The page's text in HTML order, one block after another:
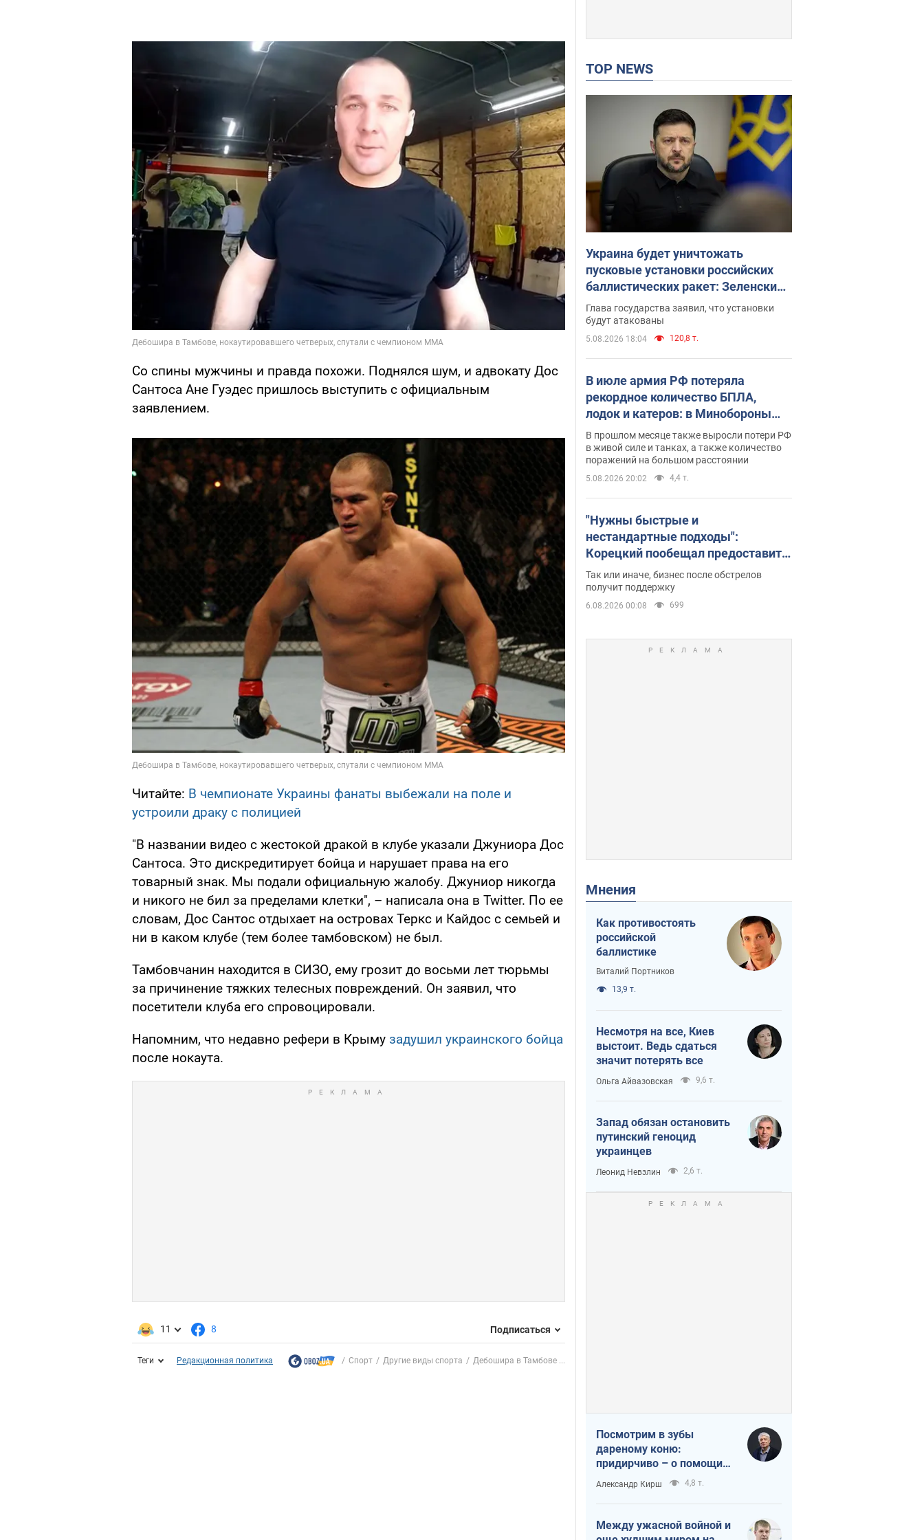
Со спины мужчины и правда похожи. Поднялся шум, и адвокату Дос
Сантоса Ане Гуэдес пришлось выступить с официальным
заявлением.
Читайте: В чемпионате Украины фанаты выбежали на поле и
устроили драку с полицией
"В названии видео с жестокой дракой в клубе указали Джуниора Дос
Сантоса. Это дискредитирует бойца и нарушает права на его
товарный знак. Мы подали официальную жалобу. Джуниор никогда
и никого не бил за пределами клетки", – написала она в Twitter. По ее
словам, Дос Сантос отдыхает на островах Теркс и Кайдос с семьей и
ни в каком клубе (тем более тамбовском) не был.
Тамбовчанин находится в СИЗО, ему грозит до восьми лет тюрьмы
за причинение тяжких телесных повреждений. Он заявил, что
посетители клуба его спровоцировали.
Напомним, что недавно рефери в Крыму задушил украинского бойца
после нокаута.
11 8 Подписаться
Теги Редакционная политика Спорт Другие виды спорта Дебошира в Тамбове ...
TOP NEWS
Украина будет уничтожать
пусковые установки российских
баллистических ракет: Зеленский
провел заседание СНБО
Глава государства заявил, что установки
будут атакованы
5.08.2026 18:04 120,8 т.
В июле армия РФ потеряла
рекордное количество БПЛА,
лодок и катеров: в Минобороны
обнародовали статистику
В прошлом месяце также выросли потери РФ
в живой силе и танках, а также количество
поражений на большом расстоянии
5.08.2026 20:02 4,4 т.
"Нужны быстрые и
нестандартные подходы":
Корецкий пообещал предоставить
бизнесу приоритетный доступ к
имеющимся складским
помещениям
Так или иначе, бизнес после обстрелов
получит поддержку
6.08.2026 00:08 699
Мнения
Как противостоять
российской
баллистике
Виталий Портников
13,9 т.
Несмотря на все, Киев
выстоит. Ведь сдаться
значит потерять все
Ольга Айвазовская 9,6 т.
Запад обязан остановить
путинский геноцид
украинцев
Леонид Невзлин 2,6 т.
Посмотрим в зубы
дареному коню:
придирчиво – о помощи
Украине
Александр Кирш 4,8 т.
Между ужасной войной и